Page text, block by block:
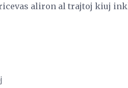
aliron al trajtoj kiuj